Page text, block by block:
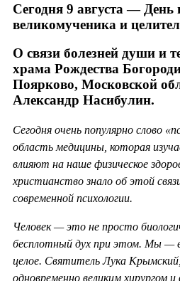
Сегодня 9 августа — День
великомученика и
О связи болезней души и
храма Рождества
Поярково, Московской
Александр Насибулин.
Сегодня очень популярно слово
область медицины, которая
влияют на наше физическое
христианство знало об этой
современной психологии.
Человек — это не просто
бесплотный дух при этом. Мы —
целое. Святитель Лука
одновременно великим хирургом